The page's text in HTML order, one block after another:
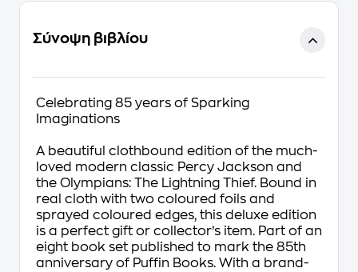
Σύνοψη βιβλίου
Celebrating 85 years of Sparking
Imaginations
A beautiful clothbound edition of the much-
loved modern classic Percy Jackson and
the Olympians: The Lightning Thief. Bound in
real cloth with two coloured foils and
sprayed coloured edges, this deluxe edition
is a perfect gift or collector’s item. Part of an
eight book set published to mark the 85th
anniversary of Puffin Books. With a brand-